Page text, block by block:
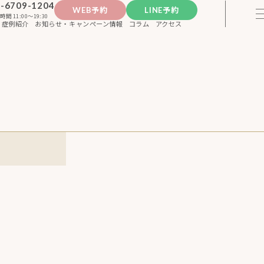
6709-1204
間 11:00〜19:30
WEB予約
LINE予約
症例紹介
お知らせ・キャンペーン情報 コラム アクセス